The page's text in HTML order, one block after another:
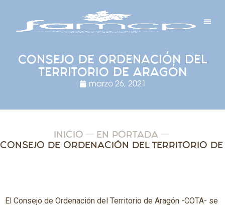
CONSEJO DE ORDENACIÓN DEL
TERRITORIO DE ARAGÓN
marzo 26, 2021
INICIO EN PORTADA
El Consejo de Ordenación del Territorio de Aragón -COTA- se